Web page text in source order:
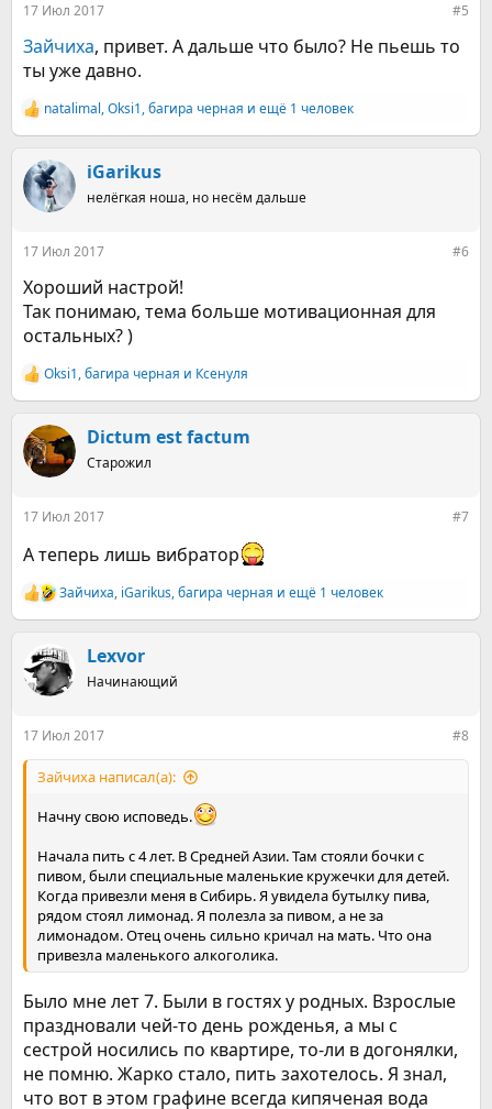
17 Июл 2017 #5
Зайчиха, привет. А дальше что было? Не пьешь то
ты уже давно.
Р
е
к
ц
и
natalimal,Оksi1,багира черная и ещё 1 человек
iGarikus
нелёгкая ноша, но несём дальше
17 Июл 2017 #6
Хороший настрой!
Так понимаю, тема больше мотивационная для
остальных? )
Р
е
к
ц
и
Оksi1,багира черная и Ксенуля
Dictum est factum
Старожил
17 Июл 2017 #7
А теперь лишь вибратор
Р
е
ц
и
Зайчиха, iGarikus,багира черная и ещё 1 человек
Lexvor
Начинающий
17 Июл 2017 #8
Зайчиха написал(а):
Начну свою исповедь.
Начала пить с 4 лет. В Средней Азии. Там стояли бочки с
пивом, были специальные маленькие кружечки для детей.
Когда привезли меня в Сибирь. Я увидела бутылку пива,
рядом стоял лимонад. Я полезла за пивом, а не за
лимонадом. Отец очень сильно кричал на мать. Что она
привезла маленького алкоголика.
Было мне лет 7. Были в гостях у родных. Взрослые
праздновали чей-то день рожденья, а мы с
сестрой носились по квартире, то-ли в догонялки,
не помню. Жарко стало, пить захотелось. Я знал,
что вот в этом графине всегда кипяченая вода